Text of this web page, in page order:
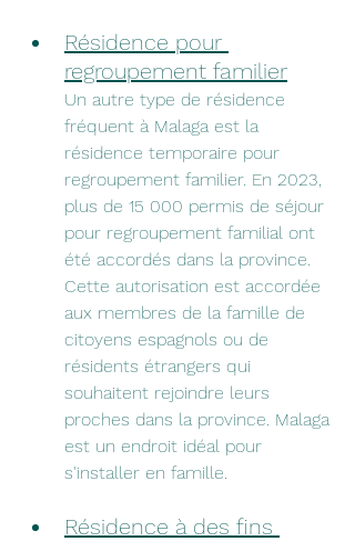
Résidence pour
regroupement familier
Un autre type de résidence
fréquent à Malaga est la
résidence temporaire pour
regroupement familier. En 2023,
plus de 15 000 permis de séjour
pour regroupement familial ont
été accordés dans la province.
Cette autorisation est accordée
aux membres de la famille de
citoyens espagnols ou de
résidents étrangers qui
souhaitent rejoindre leurs
proches dans la province. Malaga
est un endroit idéal pour
s'installer en famille.
Résidence à des fins